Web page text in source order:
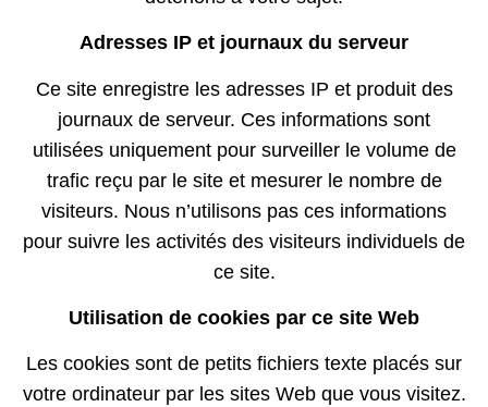
Adresses IP et journaux du serveur
Ce site enregistre les adresses IP et produit des
journaux de serveur. Ces informations sont
utilisées uniquement pour surveiller le volume de
trafic reçu par le site et mesurer le nombre de
visiteurs. Nous n’utilisons pas ces informations
pour suivre les activités des visiteurs individuels de
ce site.
Utilisation de cookies par ce site Web
Les cookies sont de petits fichiers texte placés sur
votre ordinateur par les sites Web que vous visitez.